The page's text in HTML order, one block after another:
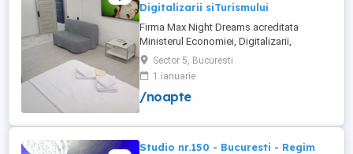
Digitalizarii siTurismului
Firma Max Night Dreams acreditata
Ministerul Economiei, Digitalizarii,
Antreprenoriatului si Turismului închiriază
in regim hotelier in zona Drumul Taberei -
Ghencea diferite tipuri de camere Camera
single cu o suprafață totală de 16mp
cu o suprafață totală de ...
Sector 5, Bucuresti
1 ianuarie
/noapte
Studio nr.150 - Bucuresti - Regim